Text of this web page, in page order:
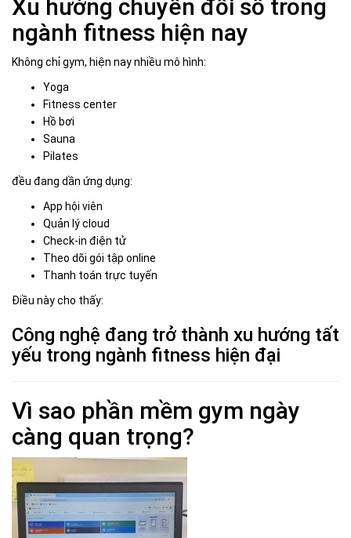
Xu hướng chuyển đổi số trong
ngành fitness hiện nay
Không chỉ gym, hiện nay nhiều mô hình:
Yoga
Fitness center
Hồ bơi
Sauna
Pilates
đều đang dần ứng dụng:
App hội viên
Quản lý cloud
Check-in điện tử
Theo dõi gói tập online
Thanh toán trực tuyến
Điều này cho thấy:
Công nghệ đang trở thành xu hướng tất
yếu trong ngành fitness hiện đại
Vì sao phần mềm gym ngày
càng quan trọng?